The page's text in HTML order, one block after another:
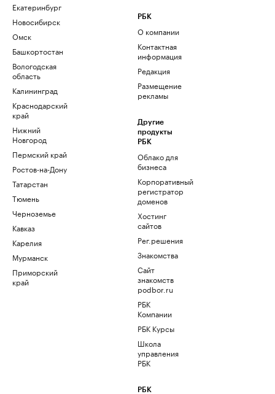
Екатеринбург
Новосибирск
Омск
Башкортостан
Вологодская
область
Калининград
Краснодарский
край
Нижний
Новгород
Пермский край
Ростов-на-Дону
Татарстан
Тюмень
Черноземье
Кавказ
Карелия
Мурманск
Приморский
край
РБК
О компании
Контактная
информация
Редакция
Размещение
рекламы
Другие
продукты
РБК
Облако для
бизнеса
Корпоративный
регистратор
доменов
Хостинг
сайтов
Рег.решения
Знакомства
Сайт
знакомств
podbor.ru
РБК
Компании
РБК Курсы
Школа
управления
РБК
РБК